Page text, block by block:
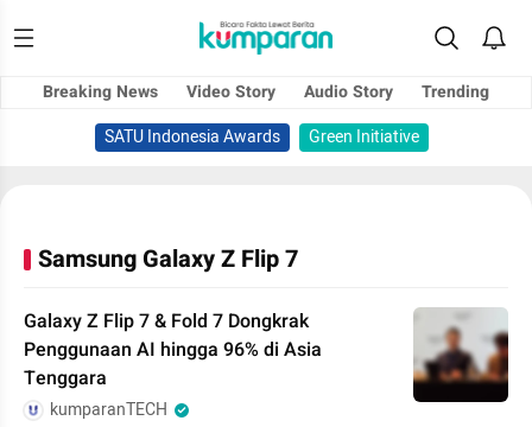
Breaking News Video Story Audio Story
Trending
SATU Indonesia Awards
Green Initiative
Samsung Galaxy Z Flip 7
Galaxy Z Flip 7 & Fold 7 Dongkrak
Penggunaan AI hingga 96% di Asia
Tenggara
kumparanTECH